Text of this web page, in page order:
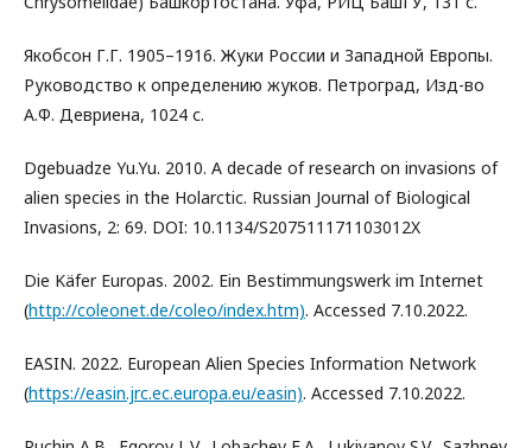
Якобсон Г.Г. 1905–1916. Жуки России и Западной Европы.
Руководство к определению жуков. Петроград, Изд-во
А.Ф. Девриена, 1024 с.
Dgebuadze Yu.Yu. 2010. A decade of research on invasions of
alien species in the Holarctic. Russian Journal of Biological
Invasions, 2: 69. DOI: 10.1134/S207511171103012X
Die Käfer Europas. 2002. Ein Bestimmungswerk im Internet
(http://coleonet.de/coleo/index.htm). Accessed 7.10.2022.
EASIN. 2022. European Alien Species Information Network
(https://easin.jrc.ec.europa.eu/easin). Accessed 7.10.2022.